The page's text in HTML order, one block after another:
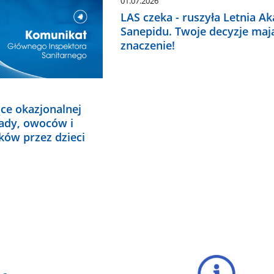
okazjonalnej
owoców i
przez dzieci
LAS czeka - ruszyła Letnia
Sanepidu. Twoje decyzje
znaczenie!